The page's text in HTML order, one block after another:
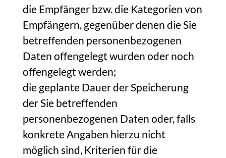
die Empfänger bzw. die Kategorien von
Empfängern, gegenüber denen die Sie
betreffenden personenbezogenen
Daten offengelegt wurden oder noch
offengelegt werden;
die geplante Dauer der Speicherung
der Sie betreffenden
personenbezogenen Daten oder, falls
konkrete Angaben hierzu nicht
möglich sind, Kriterien für die